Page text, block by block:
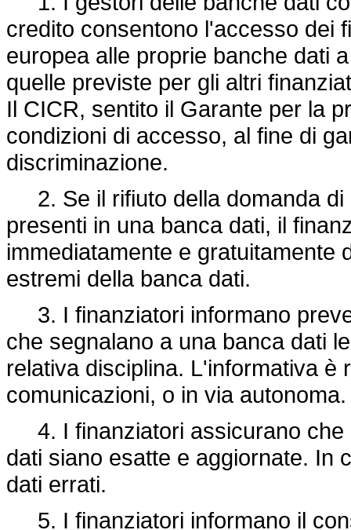
credito consentono l'accesso dei
europea alle proprie banche dati
quelle previste per gli altri
Il CICR, sentito il Garante per la
condizioni di accesso, al fine di
discriminazione.
2. Se il rifiuto della domanda di
presenti in una banca dati, il
immediatamente e gratuitamente
estremi della banca dati.
3. I finanziatori informano
che segnalano a una banca dati
relativa disciplina. L'informativa è
comunicazioni, o in via autonoma.
4. I finanziatori assicurano che
dati siano esatte e aggiornate. In
dati errati.
5. I finanziatori informano il